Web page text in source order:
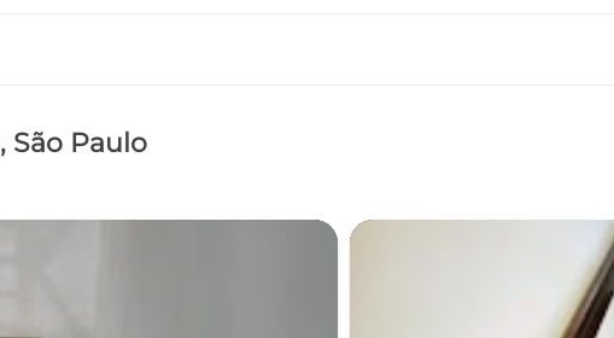
, São Paulo